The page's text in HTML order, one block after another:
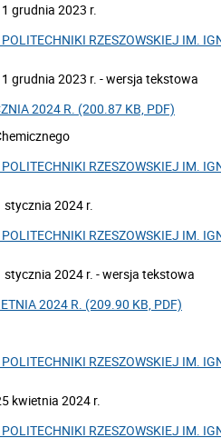
grudnia 2023 r.
RZESZOWSKIEJ IM.
grudnia 2023 r. - wersja tekstowa
2024 R. (200.87 KB, PDF)
RZESZOWSKIEJ IM.
stycznia 2024 r.
RZESZOWSKIEJ IM.
2024 r. - wersja tekstowa
2024 R. (209.90 KB, PDF)
RZESZOWSKIEJ IM.
kwietnia 2024 r.
RZESZOWSKIEJ IM.